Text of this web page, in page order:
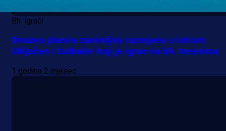
Bh. igrači
Dinamo planira zanimljivu razmjenu s Istrom:
Uključen i fudbaler koji je igrao na bh. terenima
1 godina 2 mjesec